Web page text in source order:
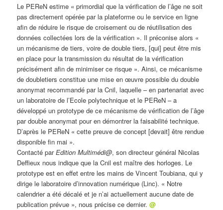
Le PEReN estime « primordial que la vérification de l’âge ne soit
pas directement opérée par la plateforme ou le service en ligne
afin de réduire le risque de croisement ou de réutilisation des
données collectées lors de la vérification ». Il préconise alors «
un mécanisme de tiers, voire de double tiers, [qui] peut être mis
en place pour la transmission du résultat de la vérification
précisément afin de minimiser ce risque ». Ainsi, ce mécanisme
de doubletiers constitue une mise en œuvre possible du double
anonymat recommandé par la Cnil, laquelle – en partenariat avec
un laboratoire de l’Ecole polytechnique et le PEReN – a
développé un prototype de ce mécanisme de vérification de l’âge
par double anonymat pour en démontrer la faisabilité technique.
D’après le PEReN « cette preuve de concept [devait] être rendue
disponible fin mai ».
Contacté parEdition Multimédi@, son directeur général Nicolas
Deffieux nous indique que la Cnil est maître des horloges. Le
prototype est en effet entre les mains de Vincent Toubiana, qui y
dirige le laboratoire d’innovation numérique (Linc). « Notre
calendrier a été décalé et je n’ai actuellement aucune date de
publication prévue », nous précise ce dernier.@